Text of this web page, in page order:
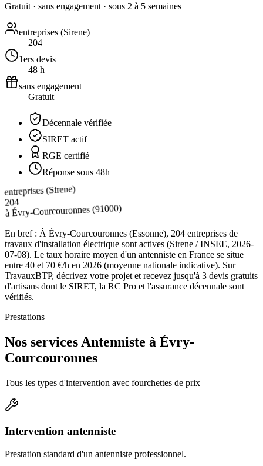
Gratuit · sans engagement · sous 2 à 5 semaines
entreprises (Sirene)
204
1ers devis
48 h
sans engagement
Gratuit
Décennale vérifiée
SIRET actif
RGE certifié
Réponse sous 48h
entreprises (Sirene)
204
àÉvry-Courcouronnes(91000)
En bref : À Évry-Courcouronnes (Essonne), 204 entreprises de
travaux d'installation électrique sont actives (Sirene / INSEE, 2026-
07-08). Le taux horaire moyen d'un antenniste en France se situe
entre 40 et 70 €/h en 2026 (moyenne nationale indicative). Sur
TravauxBTP, décrivez votre projet et recevez jusqu'à 3 devis gratuits
d'artisans dont le SIRET, la RC Pro et l'assurance décennale sont
vérifiés.
Prestations
Nos services Antenniste à Évry-
Courcouronnes
Tous les types d'intervention avec fourchettes de prix
Intervention antenniste
Prestation standard d'un antenniste professionnel.